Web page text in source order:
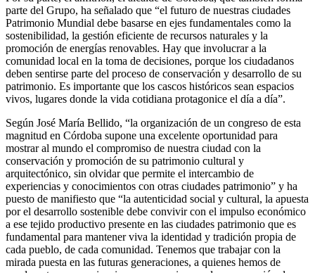
parte del Grupo, ha señalado que “el futuro de nuestras ciudades
Patrimonio Mundial debe basarse en ejes fundamentales como la
sostenibilidad, la gestión eficiente de recursos naturales y la
promoción de energías renovables. Hay que involucrar a la
comunidad local en la toma de decisiones, porque los ciudadanos
deben sentirse parte del proceso de conservación y desarrollo de su
patrimonio. Es importante que los cascos históricos sean espacios
vivos, lugares donde la vida cotidiana protagonice el día a día”.
Según José María Bellido, “la organización de un congreso de esta
magnitud en Córdoba supone una excelente oportunidad para
mostrar al mundo el compromiso de nuestra ciudad con la
conservación y promoción de su patrimonio cultural y
arquitectónico, sin olvidar que permite el intercambio de
experiencias y conocimientos con otras ciudades patrimonio” y ha
puesto de manifiesto que “la autenticidad social y cultural, la apuesta
por el desarrollo sostenible debe convivir con el impulso económico
a ese tejido productivo presente en las ciudades patrimonio que es
fundamental para mantener viva la identidad y tradición propia de
cada pueblo, de cada comunidad. Tenemos que trabajar con la
mirada puesta en las futuras generaciones, a quienes hemos de